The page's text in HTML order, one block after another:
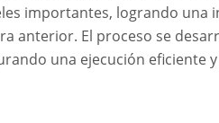
importantes, logrando una
anterior. El proceso se
una ejecución eficiente